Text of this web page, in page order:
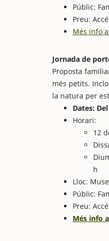
Públic:
Preu:
Més info
Jornada de
Proposta
més petits.
la natura per
Dates:
Horari:
12
h
Lloc:
Públic:
Preu:
Més info